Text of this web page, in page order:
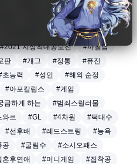
#트라우마
#전쟁
#생존
#용병
#왕족/귀족
#2021 지상최대공모전
#까칠남
판 #개그 #정통
#퓨전
초능력 #성인
#해외 순정
#아포칼립스
#게임
금하게 하는
#범죄스릴러물
와르 #GL #4차원
#떡대수
#선후배 #레드스트링
#능욕
공 #굴림수
#소시오패스
혼후연애 #머니게임
#집착공